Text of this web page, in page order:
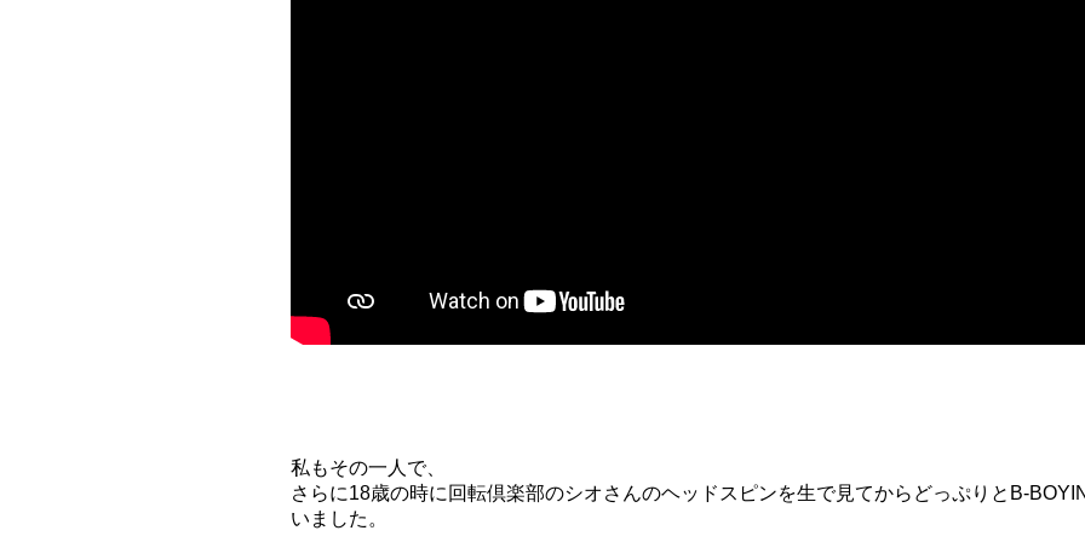
私もその一人で、
さらに18歳の時に回転倶楽部のシオさんのヘッドスピンを生で見てからどっぷりとB-
いました。